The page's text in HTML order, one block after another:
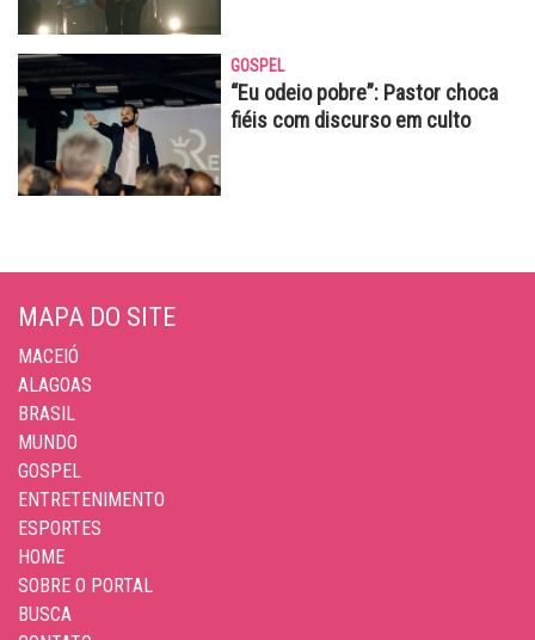
GOSPEL
“Eu odeio pobre”: Pastor choca
fiéis com discurso em culto
MAPA DO SITE
MACEIÓ
ALAGOAS
BRASIL
MUNDO
GOSPEL
ENTRETENIMENTO
ESPORTES
HOME
SOBRE O PORTAL
BUSCA